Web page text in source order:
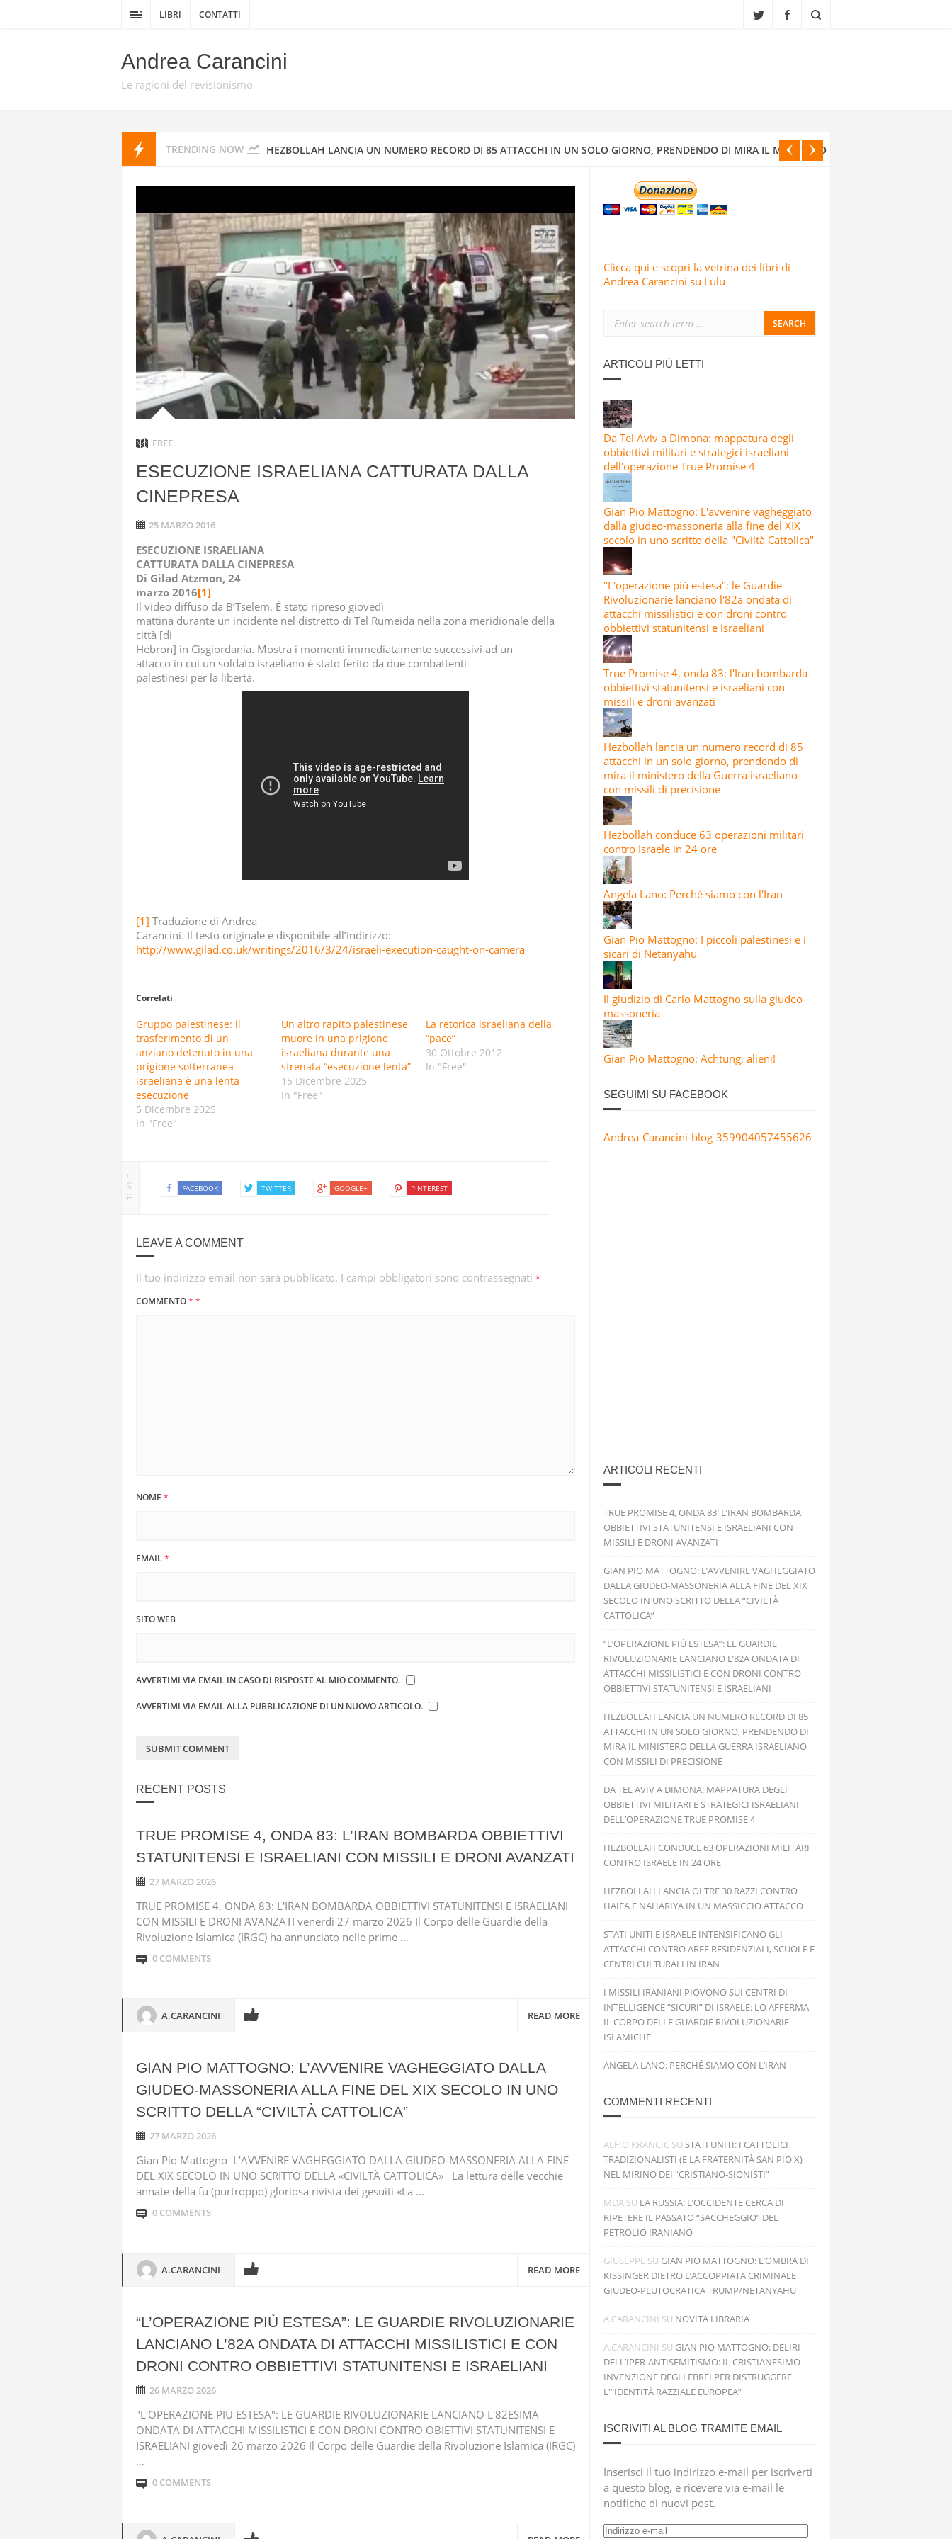
LIBRI CONTATTI
Andrea Carancini
Le ragioni del revisionismo
TRENDING NOW
GIAN PIO MATTOGNO: L’AVVENIRE VAGHEGGIATO DALLA GIUDEO-MASSONERIA ALLA FINE DEL XIX SECOLO IN UNO
HEZBOLLAH LANCIA UN NUMERO RECORD DI 85 ATTACCHI IN UN SOLO GIORNO, PRENDENDO DI MIRA IL MINISTERO
DELLA GUERRA ISRAELIANO CON MISSILI DI PRECISIONE
DA TEL AVIV A DIMONA: MAPPATURA DEGLI OBBIETTIVI MILITARI E STRATEGICI ISRAELIANI DELL’OPERAZIONE TRUE
PROMISE 4
HEZBOLLAH CONDUCE 63 OPERAZIONI MILITARI CONTRO ISRAELE IN 24 ORE
HEZBOLLAH LANCIA OLTRE 30 RAZZI CONTRO HAIFA E NAHARIYA IN UN MASSICCIO ATTACCO
STATI UNITI E ISRAELE INTENSIFICANO GLI ATTACCHI CONTRO AREE RESIDENZIALI, SCUOLE E CENTRI CULTURALI IN
IRAN
TRUE PROMISE 4, ONDA 83: L’IRAN BOMBARDA OBBIETTIVI STATUNITENSI E ISRAELIANI CON MISSILI E DRONI
AVANZATI
FREE
ESECUZIONE ISRAELIANA CATTURATA DALLA
CINEPRESA
25 MARZO 2016
ESECUZIONE ISRAELIANA
CATTURATA DALLA CINEPRESA
Di Gilad Atzmon, 24
marzo 2016[1]
Il video diffuso da B’Tselem. È stato ripreso giovedì
mattina durante un incidente nel distretto di Tel Rumeida nella zona meridionale della
città [di
Hebron] in Cisgiordania. Mostra i momenti immediatamente successivi ad un
attacco in cui un soldato israeliano è stato ferito da due combattenti
palestinesi per la libertà.
[1] Traduzione di Andrea
Carancini. Il testo originale è disponibile all’indirizzo:
http://www.gilad.co.uk/writings/2016/3/24/israeli-execution-caught-on-camera
Correlati
Gruppo palestinese: il
trasferimento di un
anziano detenuto in una
prigione sotterranea
israeliana è una lenta
esecuzione
5 Dicembre 2025
In "Free"
Un altro rapito palestinese
muore in una prigione
israeliana durante una
sfrenata “esecuzione lenta”
15 Dicembre 2025
In "Free"
La retorica israeliana della
“pace”
30 Ottobre 2012
In "Free"
SHARE FACEBOOK TWITTER GOOGLE+ PINTEREST
LEAVE A COMMENT
Il tuo indirizzo email non sarà pubblicato. I campi obbligatori sono contrassegnati *
COMMENTO* *
NOME *
EMAIL*
SITO WEB
AVVERTIMI VIA EMAIL IN CASO DI RISPOSTE AL MIO COMMENTO.
AVVERTIMI VIA EMAIL ALLA PUBBLICAZIONE DI UN NUOVO ARTICOLO.
RECENT POSTS
TRUE PROMISE 4, ONDA 83: L’IRAN BOMBARDA OBBIETTIVI
STATUNITENSI E ISRAELIANI CON MISSILI E DRONI AVANZATI
27 MARZO 2026
TRUE PROMISE 4, ONDA 83: L'IRAN BOMBARDA OBBIETTIVI STATUNITENSI E ISRAELIANI
CON MISSILI E DRONI AVANZATI venerdì 27 marzo 2026 Il Corpo delle Guardie della
Rivoluzione Islamica (IRGC) ha annunciato nelle prime ...
0 COMMENTS
A.CARANCINI READ MORE
GIAN PIO MATTOGNO: L’AVVENIRE VAGHEGGIATO DALLA
GIUDEO-MASSONERIA ALLA FINE DEL XIX SECOLO IN UNO
SCRITTO DELLA “CIVILTÀ CATTOLICA”
27 MARZO 2026
Gian Pio Mattogno L’AVVENIRE VAGHEGGIATO DALLA GIUDEO-MASSONERIA ALLA FINE
DEL XIX SECOLO IN UNO SCRITTO DELLA «CIVILTÀ CATTOLICA» La lettura delle vecchie
annate della fu (purtroppo) gloriosa rivista dei gesuiti «La ...
0 COMMENTS
A.CARANCINI READ MORE
“L’OPERAZIONE PIÙ ESTESA”: LE GUARDIE RIVOLUZIONARIE
LANCIANO L’82A ONDATA DI ATTACCHI MISSILISTICI E CON
DRONI CONTRO OBBIETTIVI STATUNITENSI E ISRAELIANI
26 MARZO 2026
"L'OPERAZIONE PIÙ ESTESA": LE GUARDIE RIVOLUZIONARIE LANCIANO L'82ESIMA
ONDATA DI ATTACCHI MISSILISTICI E CON DRONI CONTRO OBIETTIVI STATUNITENSI E
ISRAELIANI giovedì 26 marzo 2026 Il Corpo delle Guardie della Rivoluzione Islamica (IRGC)
...
0 COMMENTS
Clicca qui e scopri la vetrina dei libri di
Andrea Carancini su Lulu
ARTICOLI PIÙ LETTI
Da Tel Aviv a Dimona: mappatura degli
obbiettivi militari e strategici israeliani
dell'operazione True Promise 4
Gian Pio Mattogno: L'avvenire vagheggiato
dalla giudeo-massoneria alla fine del XIX
secolo in uno scritto della "Civiltà Cattolica"
"L'operazione più estesa": le Guardie
Rivoluzionarie lanciano l'82a ondata di
attacchi missilistici e con droni contro
obbiettivi statunitensi e israeliani
True Promise 4, onda 83: l'Iran bombarda
obbiettivi statunitensi e israeliani con
missili e droni avanzati
Hezbollah lancia un numero record di 85
attacchi in un solo giorno, prendendo di
mira il ministero della Guerra israeliano
con missili di precisione
Hezbollah conduce 63 operazioni militari
contro Israele in 24 ore
Angela Lano: Perché siamo con l'Iran
Gian Pio Mattogno: I piccoli palestinesi e i
sicari di Netanyahu
Il giudizio di Carlo Mattogno sulla giudeo-
massoneria
Gian Pio Mattogno: Achtung, alieni!
SEGUIMI SU FACEBOOK
Andrea-Carancini-blog-359904057455626
ARTICOLI RECENTI
TRUE PROMISE 4, ONDA 83: L’IRAN BOMBARDA
OBBIETTIVI STATUNITENSI E ISRAELIANI CON
MISSILI E DRONI AVANZATI
GIAN PIO MATTOGNO: L’AVVENIRE VAGHEGGIATO
DALLA GIUDEO-MASSONERIA ALLA FINE DEL XIX
SECOLO IN UNO SCRITTO DELLA “CIVILTÀ
CATTOLICA”
“L’OPERAZIONE PIÙ ESTESA”: LE GUARDIE
RIVOLUZIONARIE LANCIANO L’82A ONDATA DI
ATTACCHI MISSILISTICI E CON DRONI CONTRO
OBBIETTIVI STATUNITENSI E ISRAELIANI
HEZBOLLAH LANCIA UN NUMERO RECORD DI 85
ATTACCHI IN UN SOLO GIORNO, PRENDENDO DI
MIRA IL MINISTERO DELLA GUERRA ISRAELIANO
CON MISSILI DI PRECISIONE
DA TEL AVIV A DIMONA: MAPPATURA DEGLI
OBBIETTIVI MILITARI E STRATEGICI ISRAELIANI
DELL’OPERAZIONE TRUE PROMISE 4
HEZBOLLAH CONDUCE 63 OPERAZIONI MILITARI
CONTRO ISRAELE IN 24 ORE
HEZBOLLAH LANCIA OLTRE 30 RAZZI CONTRO
HAIFA E NAHARIYA IN UN MASSICCIO ATTACCO
STATI UNITI E ISRAELE INTENSIFICANO GLI
ATTACCHI CONTRO AREE RESIDENZIALI, SCUOLE E
CENTRI CULTURALI IN IRAN
I MISSILI IRANIANI PIOVONO SUI CENTRI DI
INTELLIGENCE “SICURI” DI ISRAELE: LO AFFERMA
IL CORPO DELLE GUARDIE RIVOLUZIONARIE
ISLAMICHE
ANGELA LANO: PERCHÉ SIAMO CON L’IRAN
COMMENTI RECENTI
ALFIO KRANCIC SU STATI UNITI: I CATTOLICI
TRADIZIONALISTI (E LA FRATERNITÀ SAN PIO X)
NEL MIRINO DEI “CRISTIANO-SIONISTI”
MDA SU LA RUSSIA: L’OCCIDENTE CERCA DI
RIPETERE IL PASSATO “SACCHEGGIO” DEL
PETROLIO IRANIANO
GIUSEPPE SU GIAN PIO MATTOGNO: L’OMBRA DI
KISSINGER DIETRO L’ACCOPPIATA CRIMINALE
GIUDEO-PLUTOCRATICA TRUMP/NETANYAHU
A.CARANCINI SU NOVITÀ LIBRARIA
A.CARANCINI SU GIAN PIO MATTOGNO: DELIRI
DELL’IPER-ANTISEMITISMO: IL CRISTIANESIMO
INVENZIONE DEGLI EBREI PER DISTRUGGERE
L'”IDENTITÀ RAZZIALE EUROPEA”
ISCRIVITI AL BLOG TRAMITE EMAIL
Inserisci il tuo indirizzo e-mail per iscriverti
a questo blog, e ricevere via e-mail le
notifiche di nuovi post.
Indirizzo